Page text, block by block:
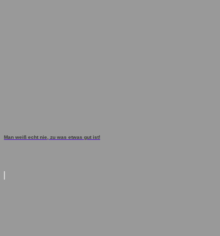
Man weiß echt nie, zu was etwas gut ist!